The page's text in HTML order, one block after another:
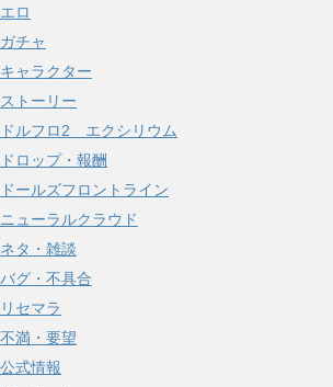
エロ
ガチャ
キャラクター
ストーリー
ドルフロ2 エクシリウム
ドロップ・報酬
ドールズフロントライン
ニューラルクラウド
ネタ・雑談
バグ・不具合
リセマラ
不満・要望
公式情報